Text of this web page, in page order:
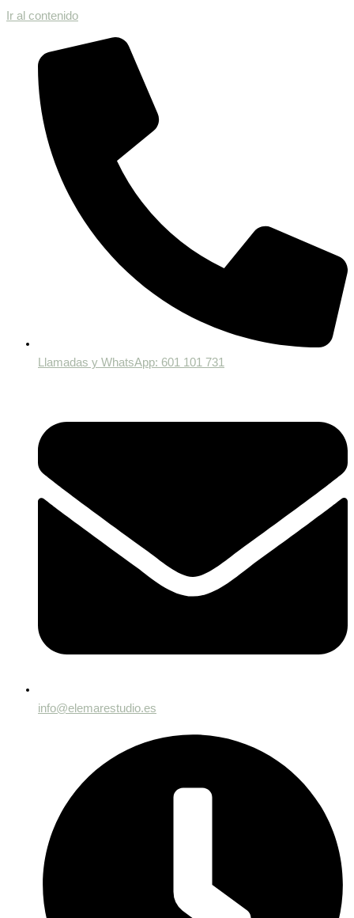
Ir al contenido
Llamadas y WhatsApp: 601 101 731
info@elemarestudio.es